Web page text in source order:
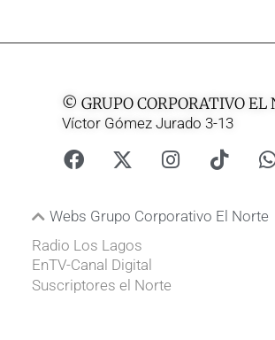
© GRUPO CORPORATIVO EL
Víctor Gómez Jurado 3-13
Webs Grupo Corporativo El Norte
Radio Los Lagos
EnTV-Canal Digital
Suscriptores el Norte